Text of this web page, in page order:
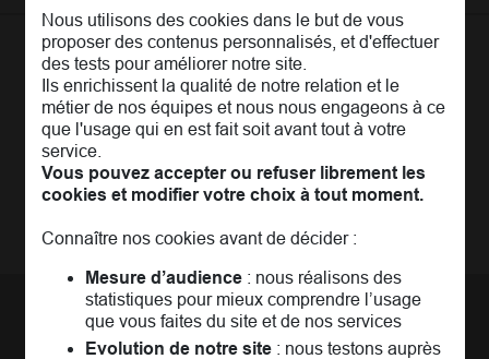
MAIF Evénements
MAIF Social Club
Portail API
Adhérer à la MAIF
MAIF Impact
Assurance habitation jeunes
Assurance habitation
Assurance emprunteur
Assurance décès
Assurance vie
Plan d'épargne retraite (PER)
Avis MAIF (Avis Vérifiés)
Solutions éducatives
Sociétaires à l'étranger
Achat véhicule
Achat immobilier
Nos partenaires services
LaCommunautéMAIF
Un espace réservé aux sociétaires pouréchanger,
partager, profiter...
Rejoindre la communauté
Nous contacter
Nous utilisons des cookies dans le but de vous
proposer des contenus personnalisés, et d'effectuer
des tests pour améliorer notre site.
Ils enrichissent la qualité de notre relation et le
métier de nos équipes et nous nous engageons à ce
que l'usage qui en est fait soit avant tout à votre
service.
Vous pouvez accepter ou refuser librement les
cookies et modifier votre choix à tout moment.
Connaître nos cookies avant de décider :
Mesure d’audience: nous réalisons des
statistiques pour mieux comprendre l’usage
que vous faites du site et de nos services
Evolution de notre site: nous testons auprès